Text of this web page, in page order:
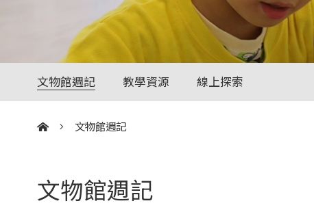
文物館週記 教學資源 線上探索
文物館週記
文物館週記